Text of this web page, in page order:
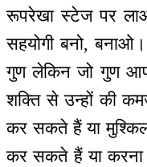
रूपरेखा स्टेज पर
सहयोगी बनो,
गुण लेकिन जो गुण
शक्ति से उन्हों की
कर सकते हैं या
कर सकते हैं या करना